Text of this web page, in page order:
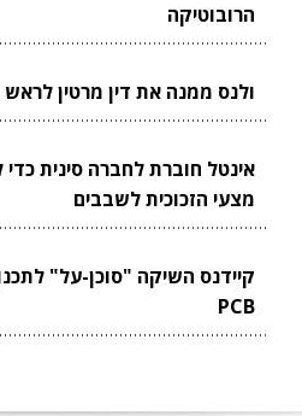
הרובוטיקה
ולנס ממנה את דין מרטין
אינטל חוברת לחברה סינית
מצעי הזכוכית לשבבים
קיידנס השיקה "סוכן-על"
PCB